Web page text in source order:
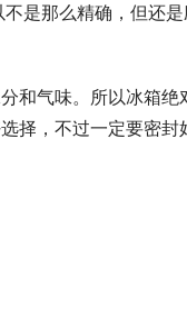
是那么精确，但还
和气味。所以冰箱绝
择，不过一定要密封